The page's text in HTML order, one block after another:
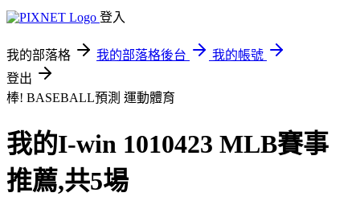
登入
我的部落格 我的部落格後台
我的帳號
登出
棒! BASEBALL預測 運動體育
我的I-win 1010423 MLB賽事
推薦,共5場